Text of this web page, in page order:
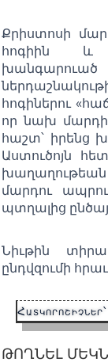
Քրիստոսի
հոգիին և
հոգիներու
որ նախ
հաշտ՝ իրենց
Աստուծոյն
մարդու
պտղալից
Նիւթին
ընդվզումի
Հատկորոշիչներ՝
ԹՈՂՆԵԼ